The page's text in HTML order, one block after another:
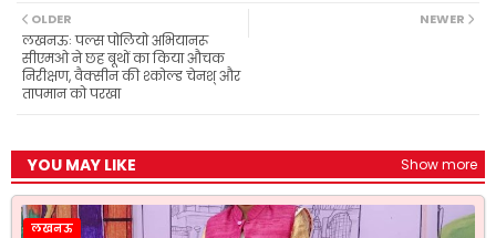
b
o
o
k
A
p
p
r
a
m
e
r
NEWER
OLDER
लखनऊः पल्स पोलियो अभियानरू
सीएमओ ने छह बूथों का किया औचक
निरीक्षण, वैक्सीन की श्कोल्ड चेनश् और
तापमान को परखा
YOU MAY LIKE Show more
लखनऊ